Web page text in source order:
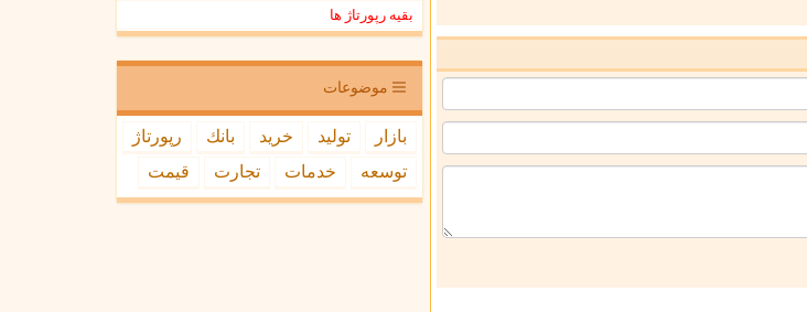
بقیه رپورتاژ ها
موضوعات
بازار تولید خرید بانك
رپورتاژ
توسعه
خدمات تجارت قیمت